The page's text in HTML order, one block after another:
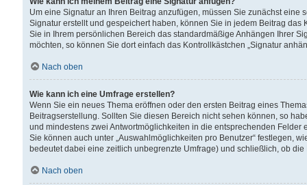
Um eine Signatur an Ihren Beitrag anzufügen, müssen Sie zunächst
Signatur erstellt und gespeichert haben, können Sie in jedem Beitrag
Sie in Ihrem persönlichen Bereich das standardmäßige Anhängen Ihrer
möchten, so können Sie dort einfach das Kontrollkästchen „Signatur
Nach oben
Wie kann ich eine Umfrage erstellen?
Wenn Sie ein neues Thema eröffnen oder den ersten Beitrag eines
Beitragserstellung. Sollten Sie diesen Bereich nicht sehen können, so
und mindestens zwei Antwortmöglichkeiten in die entsprechenden
Sie können auch unter „Auswahlmöglichkeiten pro Benutzer“ festlegen,
bedeutet dabei eine zeitlich unbegrenzte Umfrage) und schließlich, ob
Nach oben